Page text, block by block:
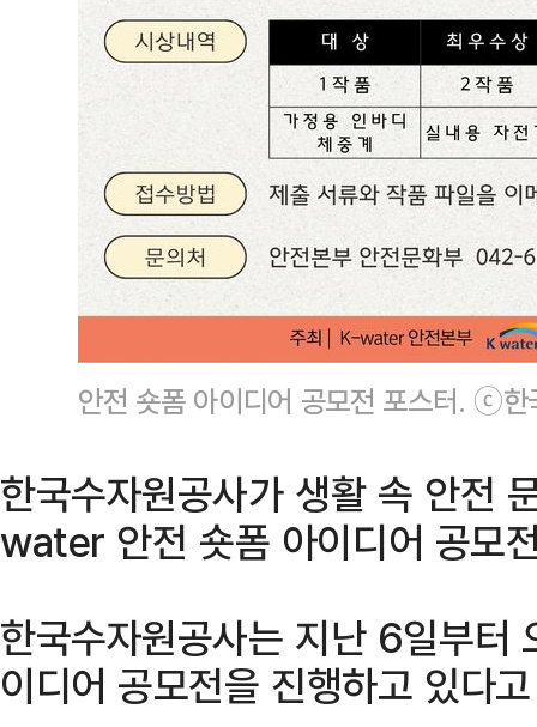
안전 숏폼 아이디어 공모전 포스터. ⓒ한
한국수자원공사가 생활 속 안전
water 안전 숏폼 아이디어 공모
한국수자원공사는 지난 6일부터
이디어 공모전을 진행하고 있다